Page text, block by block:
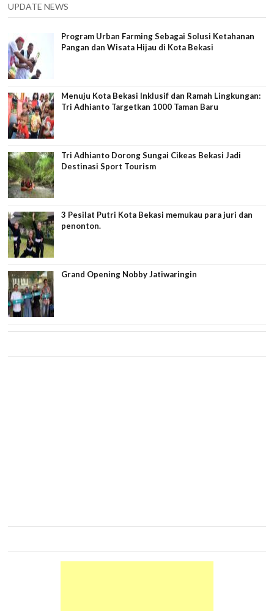
UPDATE NEWS
Program Urban Farming Sebagai Solusi Ketahanan
Pangan dan Wisata Hijau di Kota Bekasi
Menuju Kota Bekasi Inklusif dan Ramah Lingkungan:
Tri Adhianto Targetkan 1000 Taman Baru
Tri Adhianto Dorong Sungai Cikeas Bekasi Jadi
Destinasi Sport Tourism
3 Pesilat Putri Kota Bekasi memukau para juri dan
penonton.
Grand Opening Nobby Jatiwaringin